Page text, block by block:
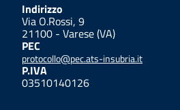
Indirizzo
Via O.Rossi, 9
21100 - Varese (VA)
PEC
protocollo@pec.ats-insubria.it
P.IVA
03510140126